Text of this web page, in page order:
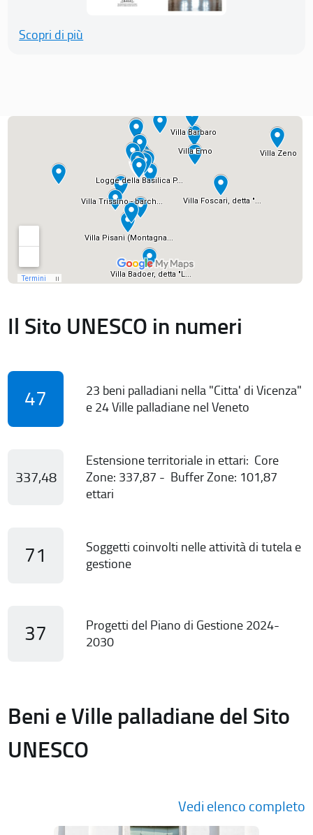
Scopri di più
Il Sito UNESCO in numeri
47
23 beni palladiani nella "Citta' di Vicenza"
e 24 Ville palladiane nel Veneto
337,48
Estensione territoriale in ettari: Core
Zone: 337,87 - Buffer Zone: 101,87
ettari
71
Soggetti coinvolti nelle attività di tutela e
gestione
37
Progetti del Piano di Gestione 2024-
2030
Beni e Ville palladiane del Sito
UNESCO
Vedi elenco completo